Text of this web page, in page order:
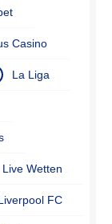
Casino
La Liga
Live Wetten
FC